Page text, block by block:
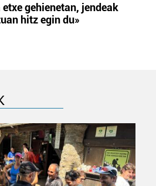
gehienetan, jendeak
hitz egin du»